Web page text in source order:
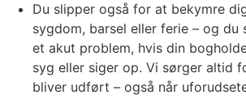
Du slipper også for at bekymre
sygdom, barsel eller ferie – og du
et akut problem, hvis din
syg eller siger op. Vi sørger altid
bliver udført – også når